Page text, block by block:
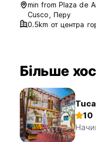
min from Plaza de
Cusco, Перу
0.5km от центра
Більше
10